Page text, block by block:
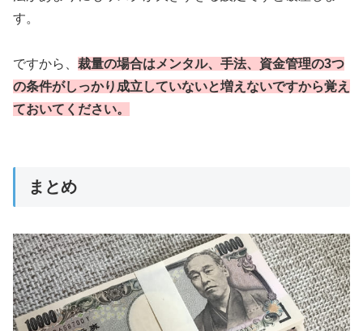
す。
ですから、 裁量の場合はメンタル、手法、資金管理の3つ
の条件がしっかり成立していないと増えないですから覚え
ておいてください。
まとめ